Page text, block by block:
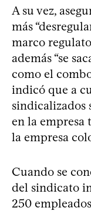
A su vez,
más
marco
además “se
como el
indicó que a
sindicalizados
en la empresa
la empresa
Cuando se
del sindicato
250